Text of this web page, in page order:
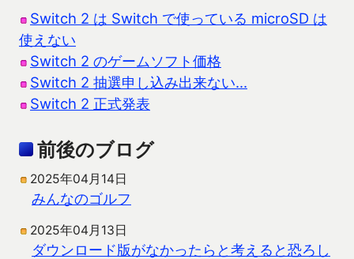
Switch 2 は Switch で使っている microSD は
使えない
Switch 2 のゲームソフト価格
Switch 2 抽選申し込み出来ない…
Switch 2 正式発表
前後のブログ
2025年04月14日
みんなのゴルフ
2025年04月13日
ダウンロード版がなかったらと考えると恐ろし